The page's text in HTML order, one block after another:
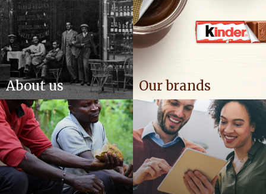
About us Our brands